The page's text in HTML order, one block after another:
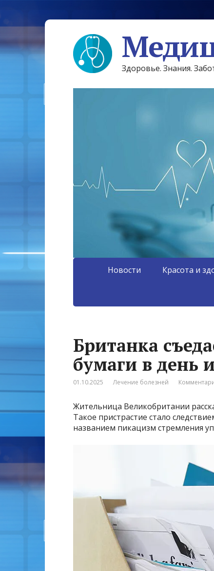
Здоровье. Знания.
Новости Красота и
Британка
бумаги в день
01.10.2025 Лечение болезней
Жительница Великобритании
Такое пристрастие стало
названием пикацизм стремления